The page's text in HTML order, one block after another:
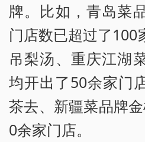
牌。比如，青岛菜
门店数已超过了100
吊梨汤、重庆江湖
均开出了50余家门
茶去、新疆菜品牌
0余家门店。